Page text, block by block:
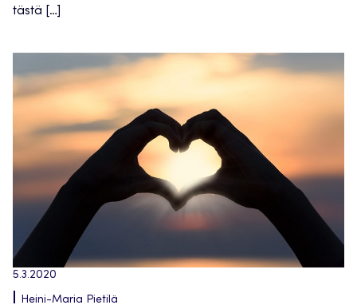
tästä […]
5.3.2020
Heini-Maria Pietilä